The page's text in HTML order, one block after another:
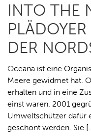
INTO THE
DER
Oceana ist eine
Meere gewidmet hat.
erhalten und in eine
einst waren. 2001
Umweltschützer dafür
geschont werden. Sie